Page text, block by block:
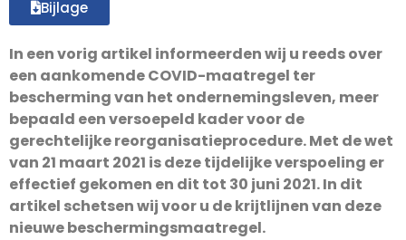
Bijlage
In een vorig artikel informeerden wij u reeds over
een aankomende COVID-maatregel ter
bescherming van het ondernemingsleven, meer
bepaald een versoepeld kader voor de
gerechtelijke reorganisatieprocedure. Met de wet
van 21 maart 2021 is deze tijdelijke verspoeling er
effectief gekomen en dit tot 30 juni 2021. In dit
artikel schetsen wij voor u de krijtlijnen van deze
nieuwe beschermingsmaatregel.